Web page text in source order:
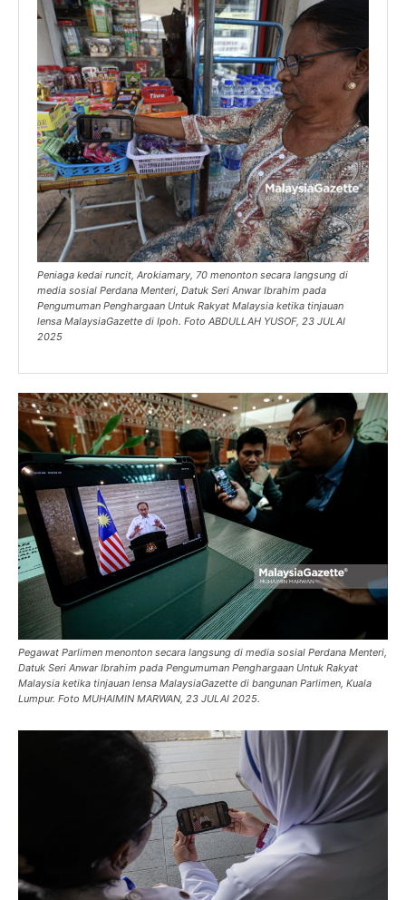
Peniaga kedai runcit, Arokiamary, 70 menonton secara langsung di
media sosial Perdana Menteri, Datuk Seri Anwar Ibrahim pada
Pengumuman Penghargaan Untuk Rakyat Malaysia ketika tinjauan
lensa MalaysiaGazette di Ipoh. Foto ABDULLAH YUSOF, 23 JULAI
2025
Pegawat Parlimen menonton secara langsung di media sosial Perdana Menteri,
Datuk Seri Anwar Ibrahim pada Pengumuman Penghargaan Untuk Rakyat
Malaysia ketika tinjauan lensa MalaysiaGazette di bangunan Parlimen, Kuala
Lumpur. Foto MUHAIMIN MARWAN, 23 JULAI 2025.